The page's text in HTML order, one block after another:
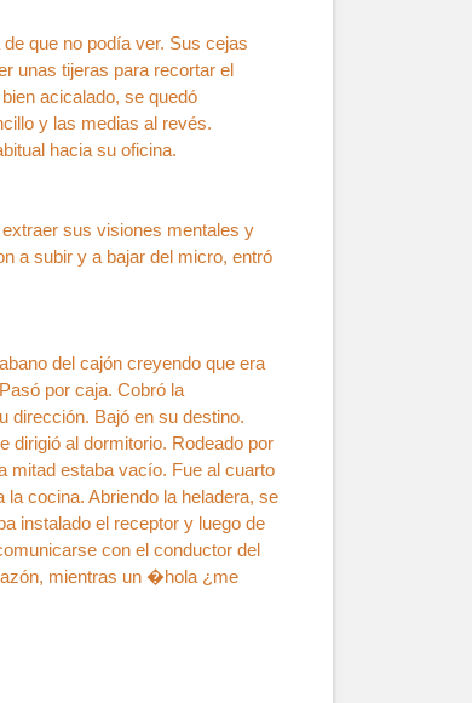
que no podía ver. Sus cejas
unas tijeras para recortar el
acicalado, se quedó
y las medias al revés.
hacia su oficina.
sus visiones mentales y
a subir y a bajar del micro, entró
del cajón creyendo que era
por caja. Cobró la
dirección. Bajó en su destino.
dirigió al dormitorio. Rodeado por
mitad estaba vacío. Fue al cuarto
cocina. Abriendo la heladera, se
instalado el receptor y luego de
con el conductor del
mientras un �hola ¿me